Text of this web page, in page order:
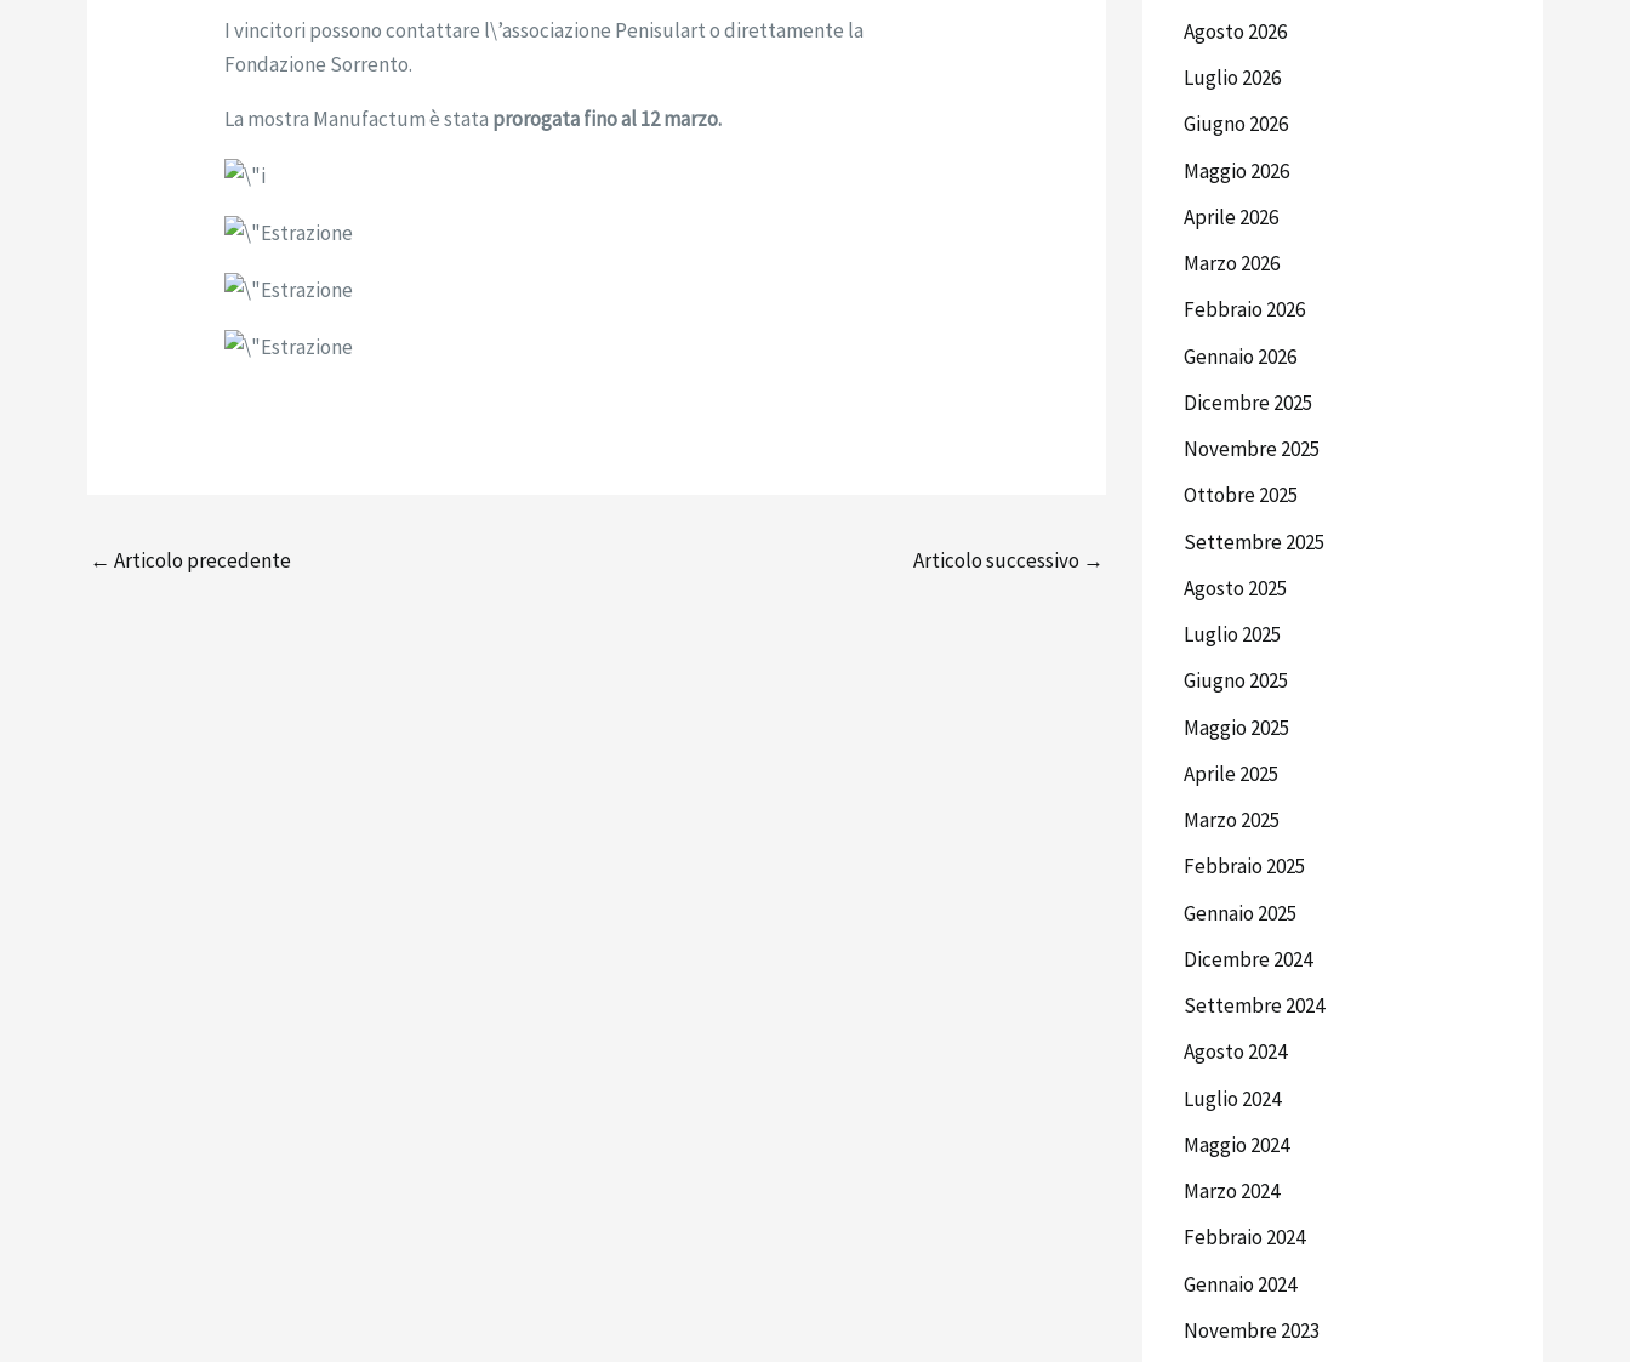
I vincitori possono contattare l\’associazione Penisulart o direttamente la
Fondazione Sorrento.
La mostra Manufactum è stata prorogata fino al 12 marzo.
← Articolo precedente Articolo successivo →
Agosto 2026
Luglio 2026
Giugno 2026
Maggio 2026
Aprile 2026
Marzo 2026
Febbraio 2026
Gennaio 2026
Dicembre 2025
Novembre 2025
Ottobre 2025
Settembre 2025
Agosto 2025
Luglio 2025
Giugno 2025
Maggio 2025
Aprile 2025
Marzo 2025
Febbraio 2025
Gennaio 2025
Dicembre 2024
Settembre 2024
Agosto 2024
Luglio 2024
Maggio 2024
Marzo 2024
Febbraio 2024
Gennaio 2024
Novembre 2023